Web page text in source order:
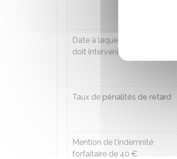
Date à laquelle le règlement
doit intervenir
Taux de pénalités de retard
Mention de l'indemnité
forfaitaire de 40 €